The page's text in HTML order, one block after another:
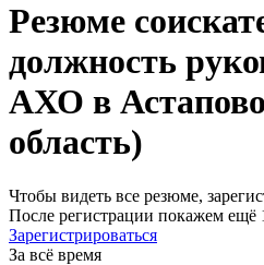
Резюме
должность
АХО в
область)
Чтобы видеть все резюме,
После регистрации покажем ещё
Зарегистрироваться
За всё время